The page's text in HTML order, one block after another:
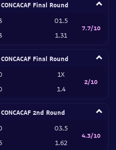
Final Round
O1.5
1.31
7.7/10
Final Round
1X
1.4
2/10
2nd Round
O3.5
1.62
4.3/10